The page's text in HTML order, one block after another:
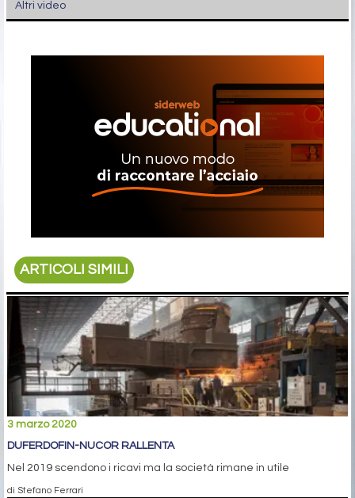
Altri video
ARTICOLI SIMILI
3 marzo 2020
DUFERDOFIN-NUCOR RALLENTA
Nel 2019 scendono i ricavi ma la società rimane in utile
di Stefano Ferrari